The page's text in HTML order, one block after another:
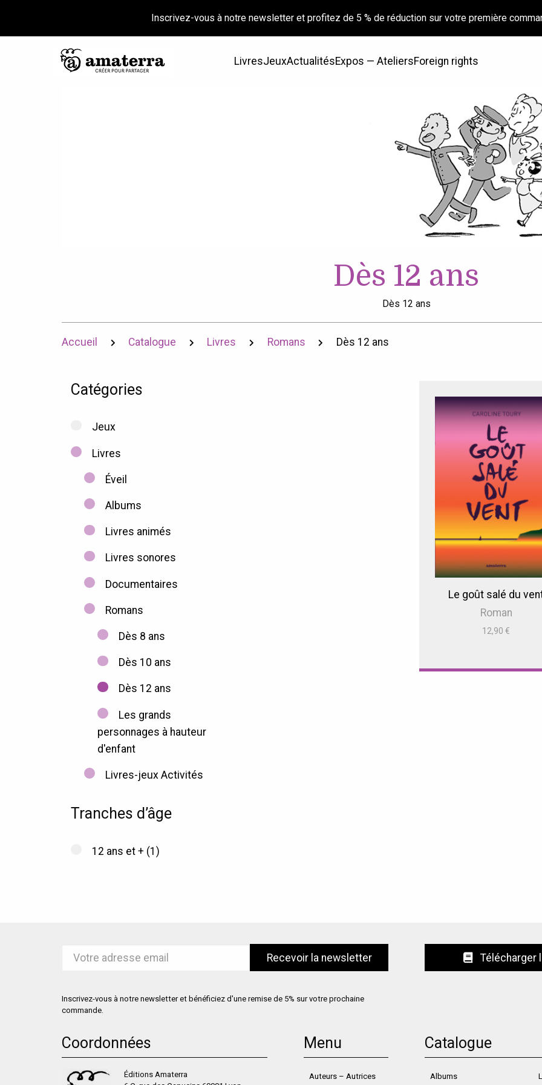
LivresJeuxActualitésExpos — AteliersForeign rights
Dès 12 ans
Dès 12 ans
Accueil Catalogue Livres Romans Dès 12 ans
Catégories
Jeux
Livres
Éveil
Albums
Livres animés
Livres sonores
Documentaires
Romans
Dès 8 ans
Dès 10 ans
Dès 12 ans
Les grands
personnages à hauteur
d'enfant
Livres-jeux Activités
Tranches d’âge
12 ans et + (1)
Le goût salé du
Roman
12,90€
Inscrivez-vous à notre newsletter et bénéficiez d'une remise de 5% sur votre prochaine
commande.
Télécharger
Coordonnées
Éditions Amaterra
Menu
Auteurs – Autrices
Catalogue
Albums
Inscrivez-vous à notre newsletter et profitez de 5 % de réduction sur votre première